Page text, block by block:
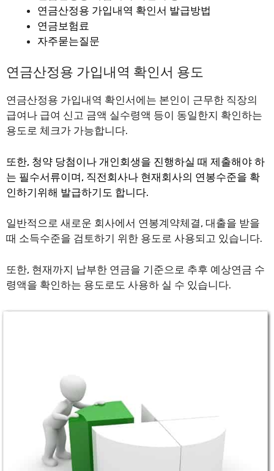
연금산정용 가입내역 확인서 발급방법
연금보험료
자주묻는질문
연금산정용 가입내역 확인서 용도
연금산정용 가입내역 확인서에는 본인이 근무한 직장의
급여나 급여 신고 금액 실수령액 등이 동일한지 확인하는
용도로 체크가 가능합니다.
또한, 청약 당첨이나 개인회생을 진행하실 때 제출해야 하
는 필수서류이며, 직전회사나 현재회사의 연봉수준을 확
인하기위해 발급하기도 합니다.
일반적으로 새로운 회사에서 연봉계약체결, 대출을 받을
때 소득수준을 검토하기 위한 용도로 사용되고 있습니다.
또한, 현재까지 납부한 연금을 기준으로 추후 예상연금 수
령액을 확인하는 용도로도 사용하 실 수 있습니다.